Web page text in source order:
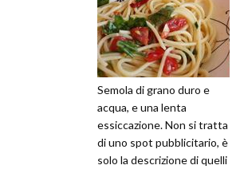
Semola di grano duro e
acqua, e una lenta
essiccazione. Non si tratta
di uno spot pubblicitario, è
solo la descrizione di quelli